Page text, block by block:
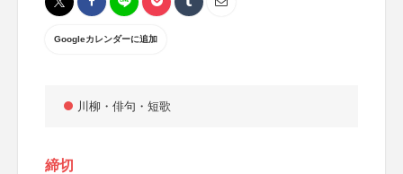
Googleカレンダーに追加
川柳・俳句・短歌
締切